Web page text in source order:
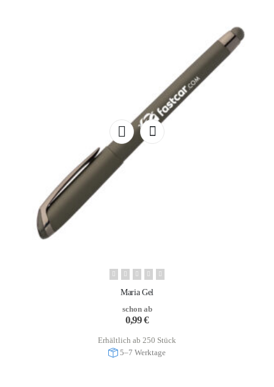
Maria Gel
schon ab
0,99€
Erhältlich ab 250 Stück
5–7 Werktage